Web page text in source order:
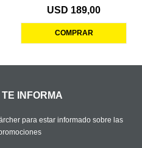
USD 189,00
INFORMA
para estar informado sobre las